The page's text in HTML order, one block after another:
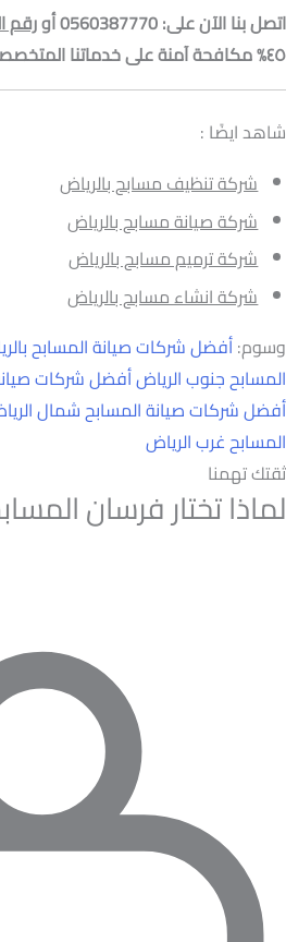
اتصل بنا الآن على: 0560387770 أو
رقم
٤٥% مكافحة آمنة على خدماتنا المتخصصة!
شاهد ايضًا :
شركة تنظيف مسابح بالرياض
شركة صيانة مسابح بالرياض
شركة ترميم مسابح بالرياض
شركة انشاء مسابح بالرياض
وسوم:أفضل شركات صيانة المسابح
المسابح جنوب الرياضأفضل شركات
أفضل شركات صيانة المسابح شمال
المسابح غرب الرياض
ثقتك تهمنا
لماذا تختار فرسان